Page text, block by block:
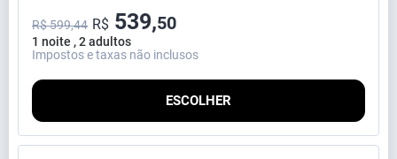
1 noite , 2 adultos
R$ 599,44 R$ 539,50
Impostos e taxas não inclusos
ESCOLHER